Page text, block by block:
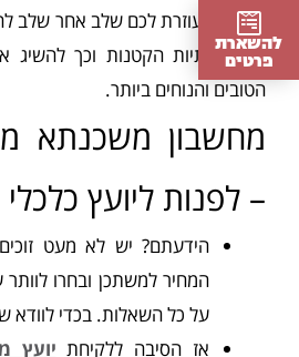
שוסטר
, עוזרת לכם שלב אחר שלב
את האותיות הקטנות וכך
הטובים והנוחים ביותר.
מחשבון משכנתא
– לפנות ליועץ כלכלי
הידעתם? יש לא מעט
המחיר למשתכן ובחרו
על כל השאלות. בכדי לוודא
אז הסיבה ללקיחת יועץ
להשארת
פרטים